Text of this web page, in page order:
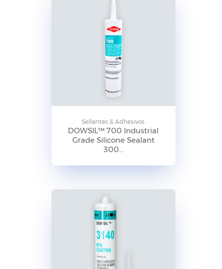
Sellantes & Adhesivos
DOWSIL™ 700 Industrial
Grade Silicone Sealant
300...